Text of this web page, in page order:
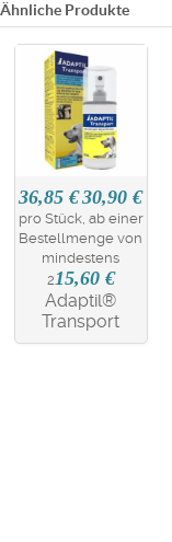
Ähnliche Produkte
36,85 €30,90 €
pro Stück, ab einer
Bestellmenge von
mindestens
2 15,60 €
Adaptil®
Transport